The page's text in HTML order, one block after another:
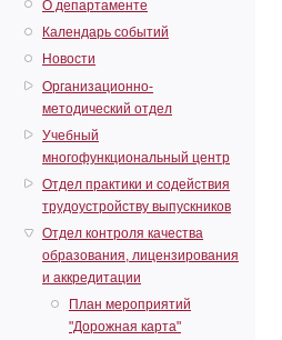
О департаменте
Календарь событий
Новости
Организационно-
методический отдел
Учебный
многофункциональный центр
Отдел практики и содействия
трудоустройству выпускников
Отдел контроля качества
образования, лицензирования
и аккредитации
План мероприятий
"Дорожная карта"